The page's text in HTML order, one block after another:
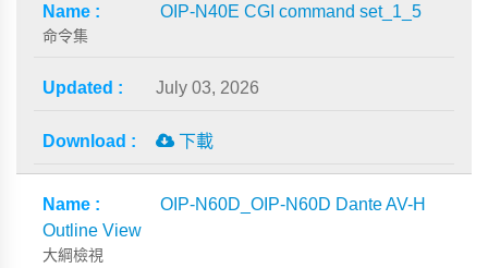
OIP-N40E CGI command set_1_5
命令集
July 03, 2026
下載
OIP-N60D_OIP-N60D Dante AV-H
Outline View
大綱檢視